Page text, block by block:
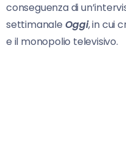
conseguenza di
settimanale Oggi, in cui
e il monopolio televisivo.